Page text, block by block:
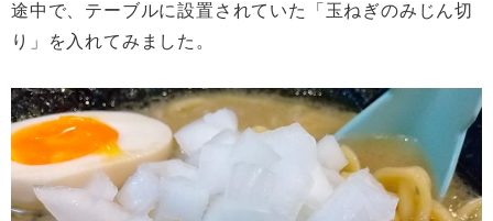
途中で、テーブルに設置されていた「玉ねぎのみじん切
り」を入れてみました。